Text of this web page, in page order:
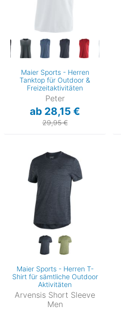
Maier Sports - Herren
Tanktop für Outdoor &
Freizeitaktivitäten
Peter
ab 28,15 €
29,95 €
Maier Sports - Herren T-
Shirt für sämtliche Outdoor
Aktivitäten
Arvensis Short Sleeve
Men